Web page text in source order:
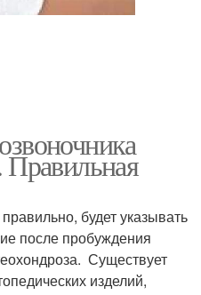
Правильная
будет указывать
после пробуждения
Существует
изделий,